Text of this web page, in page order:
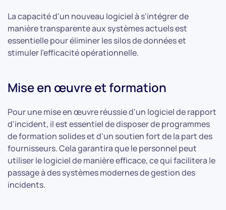
La capacité d'un nouveau logiciel à s'intégrer de
manière transparente aux systèmes actuels est
essentielle pour éliminer les silos de données et
stimuler l'efficacité opérationnelle.
Mise en œuvre et formation
Pour une mise en œuvre réussie d'un logiciel de rapport
d'incident, il est essentiel de disposer de programmes
de formation solides et d'un soutien fort de la part des
fournisseurs. Cela garantira que le personnel peut
utiliser le logiciel de manière efficace, ce qui facilitera le
passage à des systèmes modernes de gestion des
incidents.